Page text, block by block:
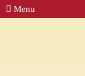
Menu